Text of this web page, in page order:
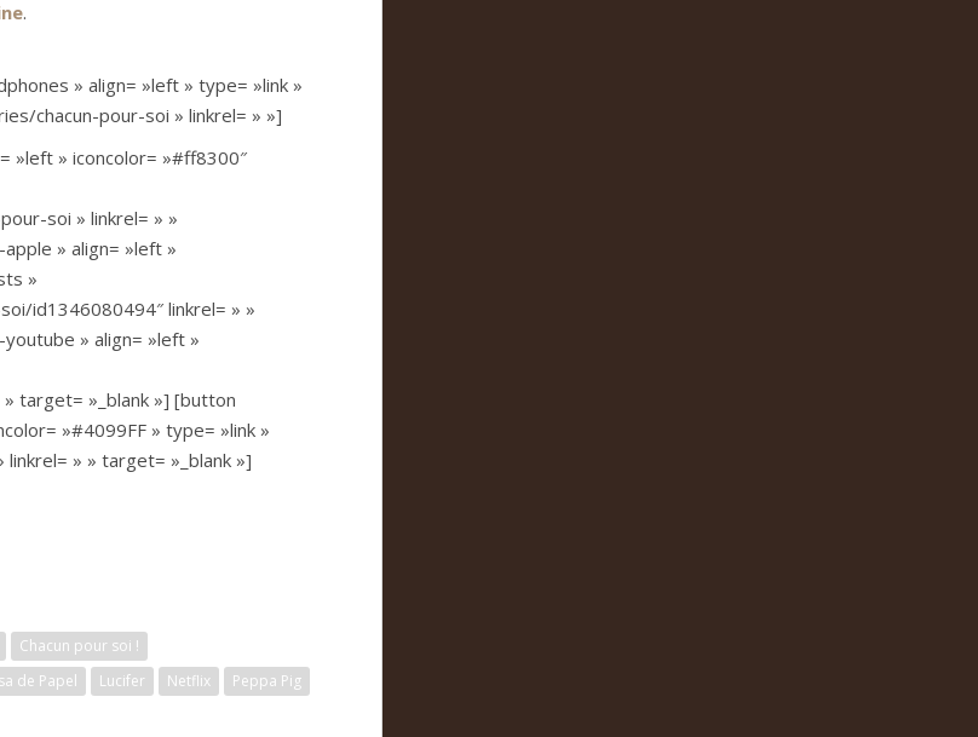
.
» align= »left » type= »link »
chacun-pour-soi » linkrel= » »]
»left » iconcolor= »#ff8300″
soi » linkrel= » »
» align= »left »
»
id1346080494″ linkrel= » »
» align= »left »
target= »_blank »] [button
»#4099FF » type= »link »
» » target= »_blank »]
Chacun pour soi !
de Papel Lucifer Netflix
Peppa Pig